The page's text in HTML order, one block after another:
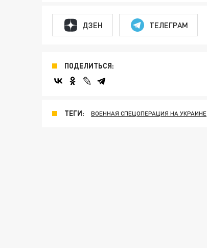
ДЗЕН ТЕЛЕГРАМ
ПОДЕЛИТЬСЯ:
ТЕГИ: ВОЕННАЯ СПЕЦОПЕРАЦИЯ НА УКРАИНЕ